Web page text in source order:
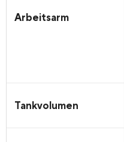
Arbeitsarm
Tankvolumen